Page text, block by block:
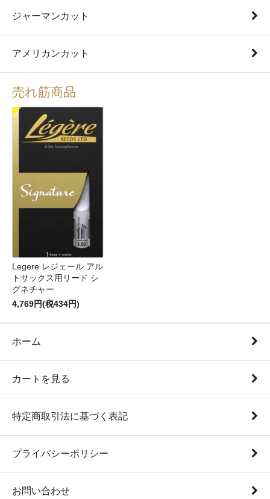
ジャーマンカット
アメリカンカット
売れ筋商品
Legere レジェール アル
トサックス用リード シ
グネチャー
4,769円(税434円)
ホーム
カートを見る
特定商取引法に基づく表記
プライバシーポリシー
お問い合わせ